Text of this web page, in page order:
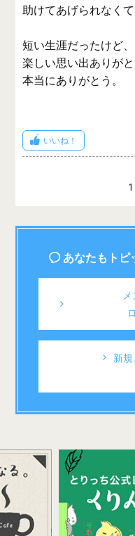
助けてあげられなくて
短い生涯だったけど
楽しい思い出ありがと
本当にありがとう。
いいね！
あなたもトピ
新